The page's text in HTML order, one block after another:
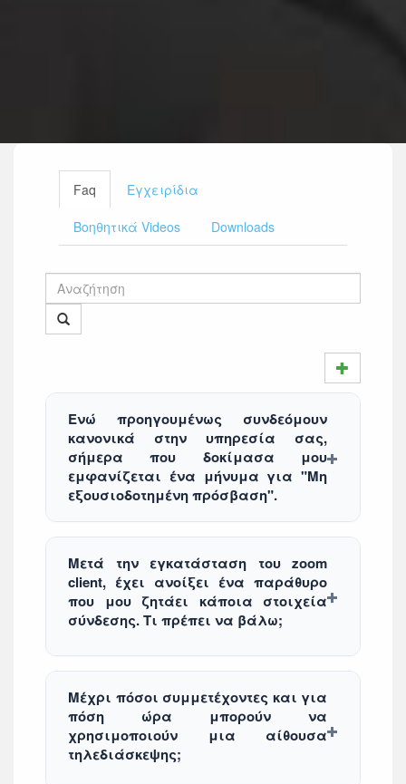
Faq Εγχειρίδια
Βοηθητικά Videos Downloads
Ενώ προηγουμένως συνδεόμουν
κανονικά στην υπηρεσία σας,
σήμερα που δοκίμασα μου
εμφανίζεται ένα μήνυμα για "Μη
εξουσιοδοτημένη πρόσβαση".
Μετά την εγκατάσταση του zoom
client, έχει ανοίξει ένα παράθυρο
που μου ζητάει κάποια στοιχεία
σύνδεσης. Τι πρέπει να βάλω;
Μέχρι πόσοι συμμετέχοντες και για
πόση ώρα μπορούν να
χρησιμοποιούν μια αίθουσα
τηλεδιάσκεψης;